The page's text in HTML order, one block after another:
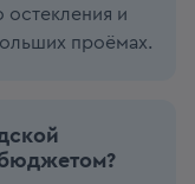
остекления и
проёмах.